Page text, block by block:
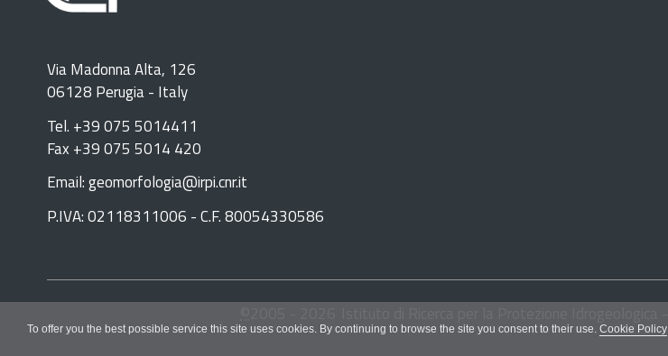
To offer you the best possible service this site uses cookies. By continuing to browse the site you consent to their use. Cookie Policy
Via Madonna Alta, 126
06128 Perugia - Italy
Tel. +39 075 5014411
Fax +39 075 5014 420
Email: geomorfologia@irpi.cnr.it
P.IVA: 02118311006 - C.F. 80054330586